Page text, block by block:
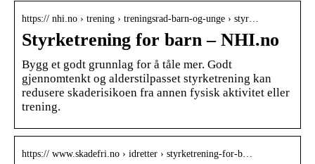
https:// nhi.no › trening › treningsrad-barn-og-unge › styr…
Styrketrening for barn – NHI.no
Bygg et godt grunnlag for å tåle mer. Godt
gjennomtenkt og alderstilpasset styrketrening kan
redusere skaderisikoen fra annen fysisk aktivitet eller
trening.
https:// www.skadefri.no › idretter › styrketrening-for-b…